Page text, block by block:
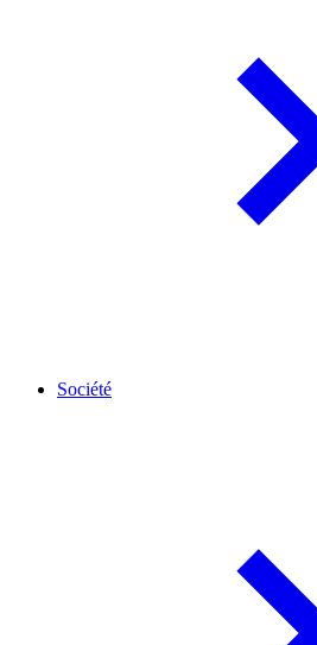
Société